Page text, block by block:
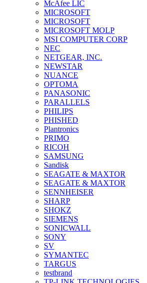
McAfee LIC
MICROSOFT
MICROSOFT
MICROSOFT MOLP
MSI COMPUTER CORP
NEC
NETGEAR, INC.
NEWSTAR
NUANCE
OPTOMA
PANASONIC
PARALLELS
PHILIPS
PHISHED
Plantronics
PRIMO
RICOH
SAMSUNG
Sandisk
SEAGATE & MAXTOR
SEAGATE & MAXTOR
SENNHEISER
SHARP
SHOKZ
SIEMENS
SONICWALL
SONY
SV
SYMANTEC
TARGUS
testbrand